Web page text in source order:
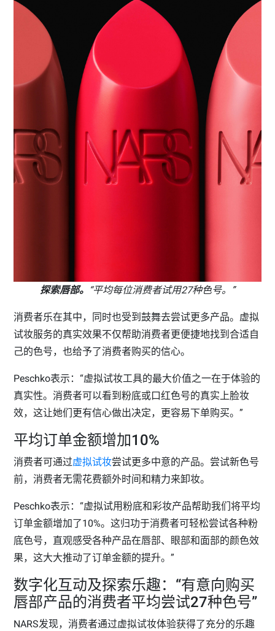
探索唇部。 “平均每位消费者试用27种色号。”
消费者乐在其中，同时也受到鼓舞去尝试更多产品。虚拟
试妆服务的真实效果不仅帮助消费者更便捷地找到合适自
己的色号，也给予了消费者购买的信心。
Peschko表示：“虚拟试妆工具的最大价值之一在于体验的
真实性。消费者可以看到粉底或口红色号的真实上脸妆
效，这让她们更有信心做出决定，更容易下单购买。”
平均订单金额增加10%
消费者可通过虚拟试妆尝试更多中意的产品。尝试新色号
前，消费者无需花费额外时间和精力来卸妆。
Peschko表示：“虚拟试用粉底和彩妆产品帮助我们将平均
订单金额增加了10%。这归功于消费者可轻松尝试各种粉
底色号，直观感受各种产品在唇部、眼部和面部的颜色效
果，这大大推动了订单金额的提升。”
数字化互动及探索乐趣：“有意向购买
唇部产品的消费者平均尝试27种色号”
NARS发现，消费者通过虚拟试妆体验获得了充分的乐趣